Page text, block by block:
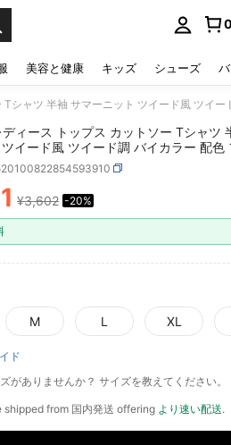
0
美容と健康 キッズ シューズ
ディース トップス カットソー Tシャツ
イード風 ツイード調 バイカラー 配色
ルーネック 丸首 パイピング きれいめ
ェミニン カジュアル オフィスカジュア
ト お出かけ 着痩せ 体型カバー 華奢見え
ウェーブ 骨格ストレート 春 夏 秋 プル
ゆったり 涼しい 伸縮性 シワになり
代 50代 ホワイト ブラック
AND
¥3,602 -20%
M L XL
ド
がありませんか？ サイズを教えてください。
shipped from 国内発送 offering より速い配送.